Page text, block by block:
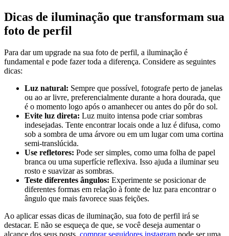
Dicas de iluminação que transformam sua
foto de perfil
Para dar um upgrade na ⁣sua foto de ⁣perfil, a iluminação ⁢é
⁤fundamental e pode fazer toda a diferença. Considere as seguintes
dicas:
Luz natural: Sempre que possível, fotografe perto de janelas‌
ou‌ ao ar livre, preferencialmente durante a hora dourada, que
é ‍o momento logo após o amanhecer ou ‍antes ‍do pôr do sol.
Evite luz direta: Luz muito‌ intensa pode‌ criar ⁣sombras
indesejadas. Tente ⁣encontrar locais onde a luz é difusa, como
sob a ‌sombra ⁢de ‌uma árvore ou em um lugar com uma cortina
semi-translúcida.
Use refletores: ‍Pode ser simples, como uma⁣ folha de papel
branca ou uma ‌superfície reflexiva. Isso ⁣ajuda a iluminar seu
rosto e suavizar as sombras.
Teste diferentes ângulos: Experimente se posicionar de
diferentes formas em relação à fonte de luz para encontrar o
ângulo que mais favorece suas ⁣feições.
Ao aplicar ⁢essas dicas de⁤ iluminação, sua foto de perfil irá se
destacar. E ⁣não se esqueça ​de que,⁣ se você deseja aumentar o
alcance dos ‌seus⁤ posts,​ comprar seguidores instagram pode ser‍ uma